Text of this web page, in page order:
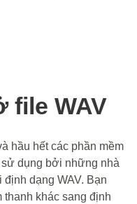
file WAV
hầu hết các phần mềm
dụng bởi những nhà
dạng WAV. Bạn
thanh khác sang định